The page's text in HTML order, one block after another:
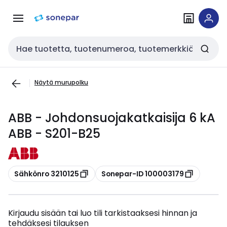
navigointiinsisältöön
Haku
Näytä murupolku
ABB - Johdonsuojakatkaisija 6 kA
ABB - S201-B25
Kopioi
Sähkönro 3210125 Kopioi
Sonepar-ID 100003179
Kirjaudu sisään tai luo tili tarkistaaksesi hinnan ja
tehdäksesi tilauksen